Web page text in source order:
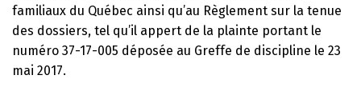
familiaux du Québec ainsi qu’au Règlement sur la tenue
des dossiers, tel qu’il appert de la plainte portant le
numéro 37-17-005 déposée au Greffe de discipline le 23
mai 2017.